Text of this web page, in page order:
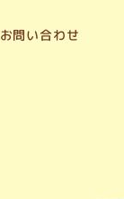
お問い合わせ